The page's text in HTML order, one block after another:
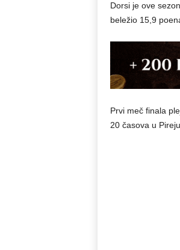
Dorsi je ove
beležio 15,9
Prvi meč finala
20 časova u